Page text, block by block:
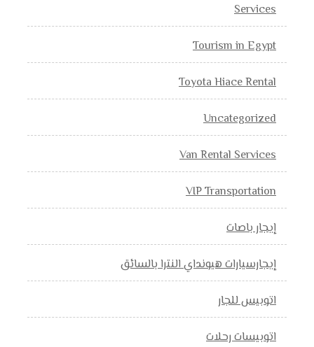
Services
Tourism in Egypt
Toyota Hiace Rental
Uncategorized
Van Rental Services
VIP Transportation
إيجار باصات
إيجارسيارات هيونداي النترا بالسائق
اتوبيس للجار
اتوبيسات رحلات